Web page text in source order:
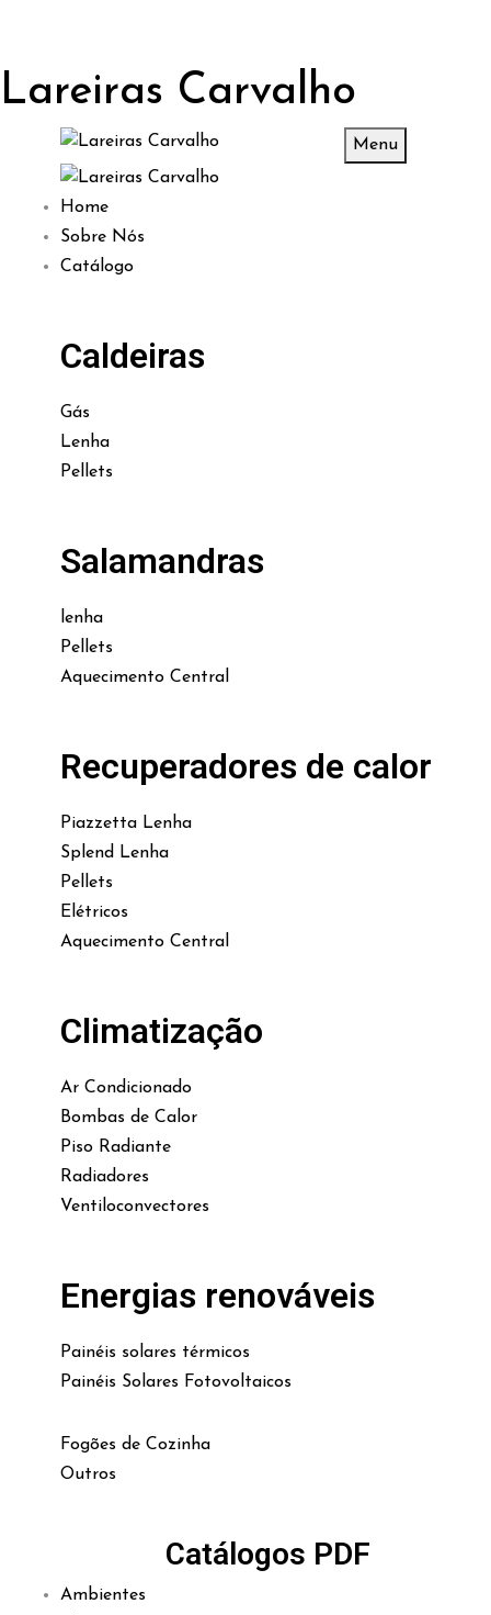
Lareiras Carvalho
Menu
Home
Sobre Nós
Catálogo
Caldeiras
Gás
Lenha
Pellets
Salamandras
lenha
Pellets
Aquecimento Central
Recuperadores de calor
Piazzetta Lenha
Splend Lenha
Pellets
Elétricos
Aquecimento Central
Climatização
Ar Condicionado
Bombas de Calor
Piso Radiante
Radiadores
Ventiloconvectores
Energias renováveis
Painéis solares térmicos
Painéis Solares Fotovoltaicos
Fogões de Cozinha
Outros
Catálogos PDF
Ambientes